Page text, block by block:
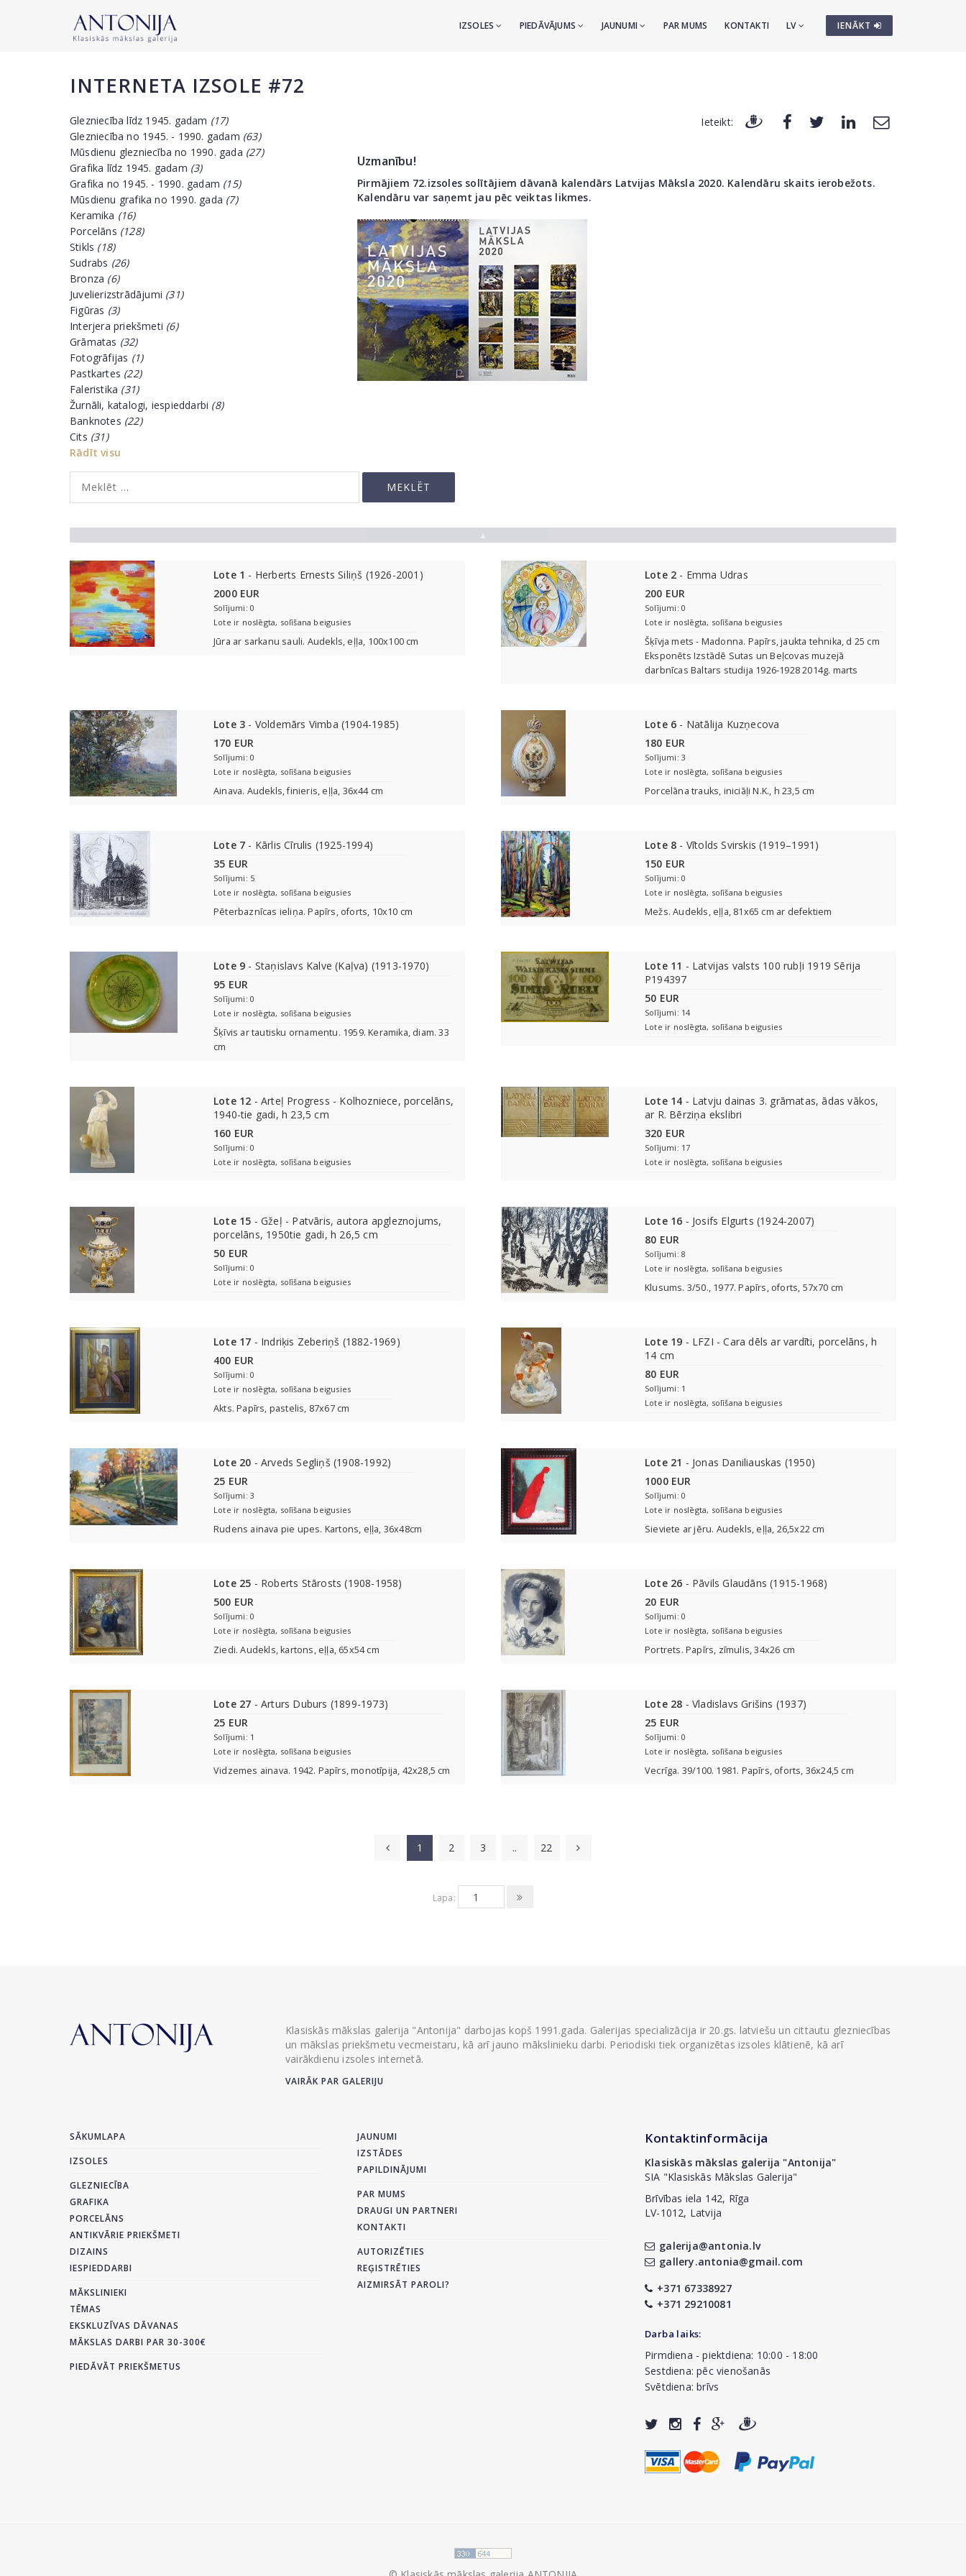
IENĀKT
IZSOLES PIEDĀVĀJUMS JAUNUMI PAR MUMS KONTAKTI LV
INTERNETA IZSOLE #72
Glezniecība līdz 1945. gadam (17)
Glezniecība no 1945. - 1990. gadam (63)
Mūsdienu glezniecība no 1990. gada (27)
Grafika līdz 1945. gadam (3)
Grafika no 1945. - 1990. gadam (15)
Mūsdienu grafika no 1990. gada (7)
Keramika (16)
Porcelāns (128)
Stikls (18)
Sudrabs (26)
Bronza (6)
Juvelierizstrādājumi (31)
Figūras (3)
Interjera priekšmeti (6)
Grāmatas (32)
Fotogrāfijas (1)
Pastkartes (22)
Faleristika (31)
Žurnāli, katalogi, iespieddarbi (8)
Banknotes (22)
Cits (31)
Rādīt visu
Ieteikt:
Uzmanību!
Pirmājiem 72.izsoles solītājiem dāvanā kalendārs Latvijas Māksla 2020. Kalendāru skaits ierobežots.
Kalendāru var saņemt jau pēc veiktas likmes.
Lote 1 - Herberts Ernests Siliņš (1926-2001)
2000 EUR
Solījumi: 0
Lote ir noslēgta, solīšana beigusies
Jūra ar sarkanu sauli. Audekls, eļļa, 100x100 cm
Lote 2 - Emma Udras
200 EUR
Solījumi: 0
Lote ir noslēgta, solīšana beigusies
Šķīvja mets - Madonna. Papīrs, jaukta tehnika, d 25 cm
Eksponēts Izstādē Sutas un Beļcovas muzejā
darbnīcas Baltars studija 1926-1928 2014g. marts
Lote 3 - Voldemārs Vimba (1904-1985)
170 EUR
Solījumi: 0
Lote ir noslēgta, solīšana beigusies
Ainava. Audekls, finieris, eļļa, 36x44 cm
Lote 6 - Natālija Kuzņecova
180 EUR
Solījumi: 3
Lote ir noslēgta, solīšana beigusies
Porcelāna trauks, iniciāļi N.K., h 23,5 cm
Lote 7 - Kārlis Cīrulis (1925-1994)
35 EUR
Solījumi: 5
Lote ir noslēgta, solīšana beigusies
Pēterbaznīcas ieliņa. Papīrs, oforts, 10x10 cm
Lote 8 - Vītolds Svirskis (1919–1991)
150 EUR
Solījumi: 0
Lote ir noslēgta, solīšana beigusies
Mežs. Audekls, eļļa, 81x65 cm ar defektiem
Lote 9 - Staņislavs Kalve (Kaļva) (1913-1970)
95 EUR
Solījumi: 0
Lote ir noslēgta, solīšana beigusies
Šķīvis ar tautisku ornamentu. 1959. Keramika, diam. 33
cm
Lote 11 - Latvijas valsts 100 rubļi 1919 Sērija
P194397
50 EUR
Solījumi: 14
Lote ir noslēgta, solīšana beigusies
Lote 12 - Arteļ Progress - Kolhozniece, porcelāns,
1940-tie gadi, h 23,5 cm
160 EUR
Solījumi: 0
Lote ir noslēgta, solīšana beigusies
Lote 14 - Latvju dainas 3. grāmatas, ādas vākos,
ar R. Bērziņa ekslibri
320 EUR
Solījumi: 17
Lote ir noslēgta, solīšana beigusies
Lote 15 - Gžeļ - Patvāris, autora apgleznojums,
porcelāns, 1950tie gadi, h 26,5 cm
50 EUR
Solījumi: 0
Lote ir noslēgta, solīšana beigusies
Lote 16 - Josifs Elgurts (1924-2007)
80 EUR
Solījumi: 8
Lote ir noslēgta, solīšana beigusies
Klusums. 3/50., 1977. Papīrs, oforts, 57x70 cm
Lote 17 - Indriķis Zeberiņš (1882-1969)
400 EUR
Solījumi: 0
Lote ir noslēgta, solīšana beigusies
Akts. Papīrs, pastelis, 87x67 cm
Lote 19 - LFZI - Cara dēls ar vardīti, porcelāns, h
14 cm
80 EUR
Solījumi: 1
Lote ir noslēgta, solīšana beigusies
Lote 20 - Arveds Segliņš (1908-1992)
25 EUR
Solījumi: 3
Lote ir noslēgta, solīšana beigusies
Rudens ainava pie upes. Kartons, eļļa, 36x48cm
Lote 21 - Jonas Daniliauskas (1950)
1000 EUR
Solījumi: 0
Lote ir noslēgta, solīšana beigusies
Sieviete ar jēru. Audekls, eļļa, 26,5x22 cm
Lote 25 - Roberts Stārosts (1908-1958)
500 EUR
Solījumi: 0
Lote ir noslēgta, solīšana beigusies
Ziedi. Audekls, kartons, eļļa, 65x54 cm
Lote 26 - Pāvils Glaudāns (1915-1968)
20 EUR
Solījumi: 0
Lote ir noslēgta, solīšana beigusies
Portrets. Papīrs, zīmulis, 34x26 cm
Lote 27 - Arturs Duburs (1899-1973)
25 EUR
Solījumi: 1
Lote ir noslēgta, solīšana beigusies
Vidzemes ainava. 1942. Papīrs, monotīpija, 42x28,5 cm
Lote 28 - Vladislavs Grišins (1937)
25 EUR
Solījumi: 0
Lote ir noslēgta, solīšana beigusies
Vecrīga. 39/100. 1981. Papīrs, oforts, 36x24,5 cm
1 2 3 .. 22
Lapa:
Klasiskās mākslas galerija "Antonija" darbojas kopš 1991.gada. Galerijas specializācija ir 20.gs. latviešu un cittautu glezniecības
un mākslas priekšmetu vecmeistaru, kā arī jauno mākslinieku darbi. Periodiski tiek organizētas izsoles klātienē, kā arī
vairākdienu izsoles internetā.
VAIRĀK PAR GALERIJU
SĀKUMLAPA
IZSOLES
GLEZNIECĪBA
GRAFIKA
PORCELĀNS
ANTIKVĀRIE PRIEKŠMETI
DIZAINS
IESPIEDDARBI
MĀKSLINIEKI
TĒMAS
EKSKLUZĪVAS DĀVANAS
MĀKSLAS DARBI PAR 30-300€
PIEDĀVĀT PRIEKŠMETUS
JAUNUMI
IZSTĀDES
PAPILDINĀJUMI
PAR MUMS
DRAUGI UN PARTNERI
KONTAKTI
AUTORIZĒTIES
REĢISTRĒTIES
AIZMIRSĀT PAROLI?
Kontaktinformācija
Klasiskās mākslas galerija "Antonija"
SIA "Klasiskās Mākslas Galerija"
Brīvības iela 142, Rīga
LV-1012, Latvija
galerija@antonia.lv
gallery.antonia@gmail.com
+371 67338927
+371 29210081
Darba laiks:
Pirmdiena - piektdiena: 10:00 - 18:00
Sestdiena: pēc vienošanās
Svētdiena: brīvs